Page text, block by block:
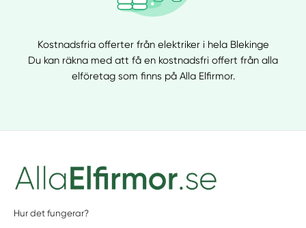
Kostnadsfria offerter från elektriker i hela Blekinge
Du kan räkna med att få en kostnadsfri offert från alla
elföretag som finns på Alla Elfirmor.
Hur det fungerar?